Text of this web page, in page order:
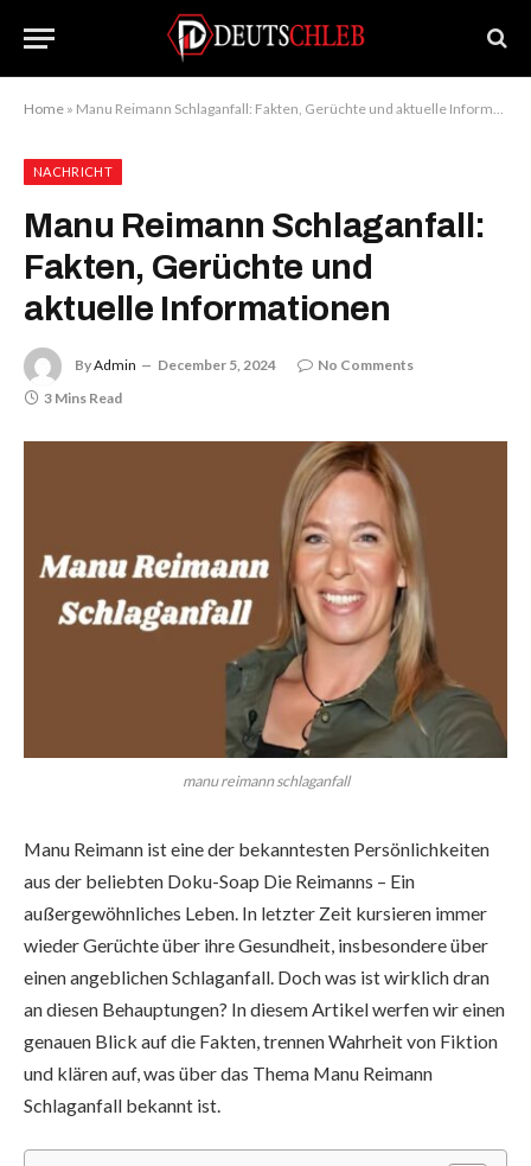
Home » Manu Reimann Schlaganfall: Fakten, Gerüchte und aktuelle Informationen
NACHRICHT
Manu Reimann Schlaganfall:
Fakten, Gerüchte und
aktuelle Informationen
ByAdmin December 5, 2024
No Comments
3 Mins Read
manu reimann schlaganfall
Manu Reimann ist eine der bekanntesten Persönlichkeiten
aus der beliebten Doku-Soap Die Reimanns – Ein
außergewöhnliches Leben. In letzter Zeit kursieren immer
wieder Gerüchte über ihre Gesundheit, insbesondere über
einen angeblichen Schlaganfall. Doch was ist wirklich dran
an diesen Behauptungen? In diesem Artikel werfen wir einen
genauen Blick auf die Fakten, trennen Wahrheit von Fiktion
und klären auf, was über das Thema Manu Reimann
Schlaganfall bekannt ist.